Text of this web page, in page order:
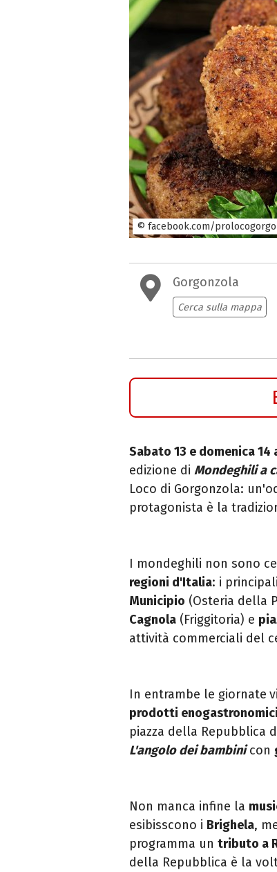
© facebook.com/
Gorgonzola
Cerca sulla mappa
Sabato 13 e domenica 14
edizione di Mondeghili a
Loco di Gorgonzola: un
protagonista è la
I mondeghili non sono
regioni d'Italia: i
Municipio (Osteria della
Cagnola (Friggitoria) e
attività commerciali del
In entrambe le giornate
prodotti enogastronomici
piazza della Repubblica
L'angolo dei bambinicon
Non manca infine la
esibisscono i Brighela,
programma un tributo a
della Repubblica è la